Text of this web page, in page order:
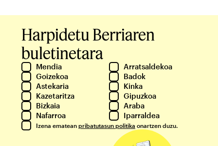
Harpidetu Berriaren
buletinetara
Mendia
Arratsaldekoa
Goizekoa
Badok
Astekaria
Kinka
Kazetaritza
Gipuzkoa
Bizkaia
Araba
Nafarroa
Iparraldea
Izena ematean pribatutasun politika onartzen duzu.